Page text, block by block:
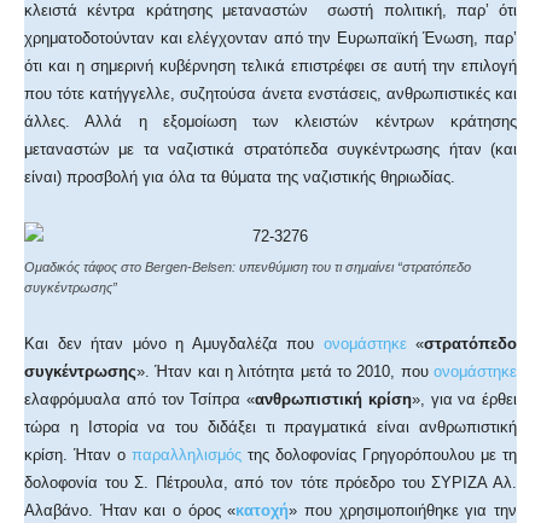
κλειστά κέντρα κράτησης μεταναστών σωστή πολιτική, παρ’ ότι
χρηματοδοτούνταν και ελέγχονταν από την Ευρωπαϊκή Ένωση, παρ’
ότι και η σημερινή κυβέρνηση τελικά επιστρέφει σε αυτή την επιλογή
που τότε κατήγγελλε, συζητούσα άνετα ενστάσεις, ανθρωπιστικές και
άλλες. Αλλά η εξομοίωση των κλειστών κέντρων κράτησης
μεταναστών με τα ναζιστικά στρατόπεδα συγκέντρωσης ήταν (και
είναι) προσβολή για όλα τα θύματα της ναζιστικής θηριωδίας.
Ομαδικός τάφος στο Bergen-Belsen: υπενθύμιση του τι σημαίνει “στρατόπεδο
συγκέντρωσης”
Και δεν ήταν μόνο η Αμυγδαλέζα που ονομάστηκε«στρατόπεδο
συγκέντρωσης». Ήταν και η λιτότητα μετά το 2010, που ονομάστηκε
ελαφρόμυαλα από τον Τσίπρα «ανθρωπιστική κρίση», για να έρθει
τώρα η Ιστορία να του διδάξει τι πραγματικά είναι ανθρωπιστική
κρίση. Ήταν ο παραλληλισμός της δολοφονίας Γρηγορόπουλου με τη
δολοφονία του Σ. Πέτρουλα, από τον τότε πρόεδρο του ΣΥΡΙΖΑ Αλ.
Αλαβάνο. Ήταν και ο όρος «κατοχή» που χρησιμοποιήθηκε για την